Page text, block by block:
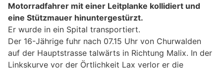
Motorradfahrer mit einer Leitplanke kollidiert und
eine Stützmauer hinuntergestürzt.
Er wurde in ein Spital transportiert.
Der 16-Jährige fuhr nach 07.15 Uhr von Churwalden
auf der Hauptstrasse talwärts in Richtung Malix. In der
Linkskurve vor der Örtlichkeit Lax verlor er die